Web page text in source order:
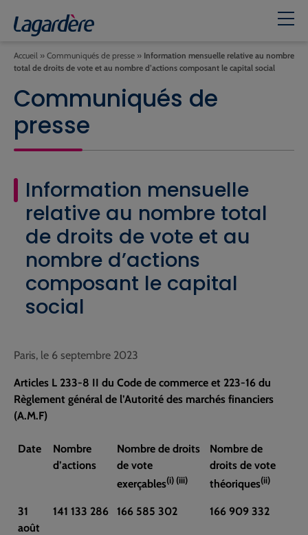
Accueil » Communiqués de presse » Information mensuelle relative au nombre
total de droits de vote et au nombre d’actions composant le capital social
Communiqués de
presse
Information mensuelle
relative au nombre total
de droits de vote et au
nombre d’actions
composant le capital
social
Paris, le 6 septembre 2023
Articles L 233-8 II du Code de commerce et 223-16 du
Règlement général de l’Autorité des marchés financiers
(A.M.F)
Date
Nombre
d’actions
Nombre de droits
de vote
exerçables(i) (iii)
Nombre de
droits de vote
théoriques(ii)
31
août
141 133 286 166 585 302 166 909 332